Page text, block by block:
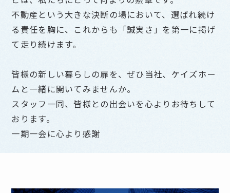
不動産という大きな決断の場において、選ばれ続け
る責任を胸に、これからも「誠実さ」を第一に掲げ
て走り続けます。
皆様の新しい暮らしの扉を、ぜひ当社、ケイズホー
ムと一緒に開いてみませんか。
スタッフ一同、皆様との出会いを心よりお待ちして
おります。
一期一会に心より感謝